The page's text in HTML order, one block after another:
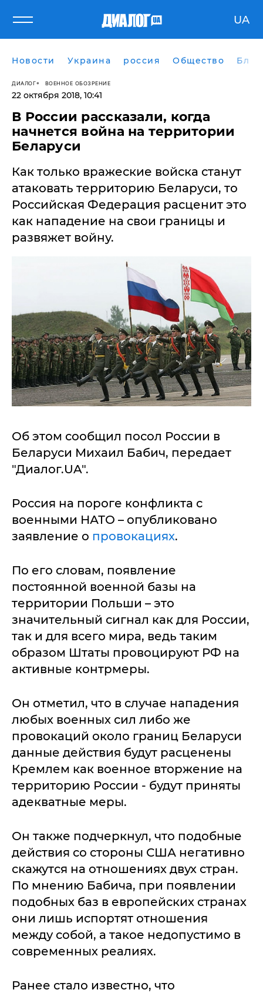
UA
Новости Украина россия Общество
ДИАЛОГ ВОЕННОЕ ОБОЗРЕНИЕ
22 октября 2018, 10:41
В России рассказали, когда
начнется война на территории
Беларуси
Как только вражеские войска станут
атаковать территорию Беларуси, то
Российская Федерация расценит это
как нападение на свои границы и
развяжет войну.
Об этом сообщил посол России в
Беларуси Михаил Бабич, передает
"Диалог.UA".
Россия на пороге конфликта с
военными НАТО – опубликовано
заявление о провокациях.
По его словам, появление
постоянной военной базы на
территории Польши – это
значительный сигнал как для России,
так и для всего мира, ведь таким
образом Штаты провоцируют РФ на
активные контрмеры.
Он отметил, что в случае нападения
любых военных сил либо же
провокаций около границ Беларуси
данные действия будут расценены
Кремлем как военное вторжение на
территорию России - будут приняты
адекватные меры.
Он также подчеркнул, что подобные
действия со стороны США негативно
скажутся на отношениях двух стран.
По мнению Бабича, при появлении
подобных баз в европейских странах
они лишь испортят отношения
между собой, а такое недопустимо в
современных реалиях.
Ранее стало известно, что